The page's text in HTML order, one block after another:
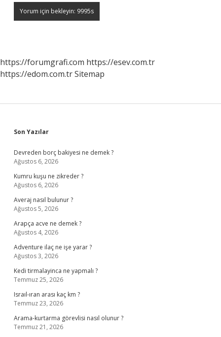
https://forumgrafi.com https://esev.com.tr
https://edom.com.trSitemap
Sidebar
Son Yazılar
Devreden borç bakiyesi ne demek ?
Ağustos 6, 2026
Kumru kuşu ne zikreder ?
Ağustos 6, 2026
Averaj nasıl bulunur ?
Ağustos 5, 2026
Arapça acve ne demek ?
Ağustos 4, 2026
Adventure ilaç ne işe yarar ?
Ağustos 3, 2026
Kedi tirmalayinca ne yapmalı ?
Temmuz 25, 2026
Israıl-ıran arası kaç km ?
Temmuz 23, 2026
Arama-kurtarma görevlisi nasıl olunur ?
Temmuz 21, 2026